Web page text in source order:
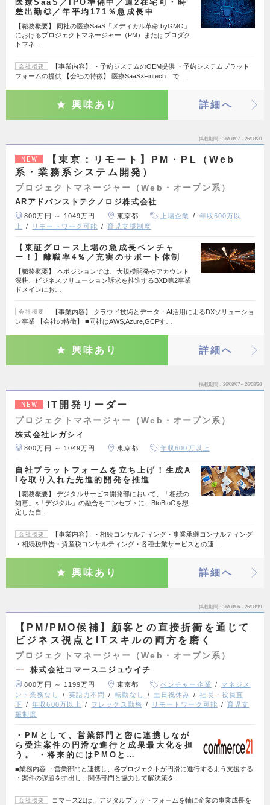
医療SaaS／IPO準備中／週2在宅可・時
差出勤◎／年平均171％急成長中
【職務概要】 同社の医療SaaS「メディカル革命 byGMO」
におけるプロジェクトマネージャー（PM）またはプロダク
トマネ…
会社概要
【事業内容】 ・予約システムのOEM提供 ・予約システムプラット
フォームの提供 【会社の特徴】 医療SaaS×Fintech で…
興味あり 詳細へ
掲載期間 26/08/07～26/08/20
NEW
【東京：リモート】PM・PL（Web
系・業務系システム開発）
プロジェクトマネージャー（Web・オープン系）
ARアドバンストテクノロジ株式会社
800万円 ～ 1049万円 東京都 上場企業
年収600万以
上
リモートワーク可能 育児支援制度
【東証グロース上場の急成長ベンチャ
ー！】離職率4％／充実のサポート体制
【職務概要】 本ポジションでは、大規模開発やアカウント
深耕、ビジネスソリューション訴求を推進するBXD第2事業
ドメインにお…
会社概要
【事業内容】 クラウド技術とデータ・AI活用によるDXソリューショ
ン事業 【会社の特徴】 ■同社はAWS,Azure,GCPす…
興味あり 詳細へ
掲載期間 26/08/07～26/08/20
NEW IT開発リーダー
プロジェクトマネージャー（Web・オープン系）
株式会社レガシィ
800万円 ～ 1049万円 東京都 年収600万以上
自社プラットフォームを立ち上げ！生成A
Iを取り入れた先進的開発を推進
【職務概要】 デジタルサービス開発部において、「相続の
知恵」×「デジタル」の融合をコンセプトに、BtoBtoCを想
定した自…
会社概要
【事業内容】 ・相続コンサルティング・事業承継コンサルティング
・相続税申告・資産税コンサルティング・各種士業サービスとの連…
興味あり 詳細へ
掲載期間 26/08/06～26/08/19
【PM/PMO候補】顧客との直接折衝を通じて
ビジネス視点とITスキルの両方を磨く
プロジェクトマネージャー（Web・オープン系）
株式会社コマースニジュウイチ
800万円 ～ 1199万円 東京都 ベンチャー企業
マネジメ
ント業務なし
英語力不問 転勤なし 土日祝休み
社長・役員直
下
年収600万以上 フレックス勤務 リモートワーク可能
育児支
援制度
・PMとして、営業部門と密に連携しなが
ら受注案件の円滑な進行と成果最大化を担
う。 ・将来的にはPMOと…
■業務内容 ・営業部門と連携し、各プロジェクトが円滑に進行するよう支援する
・案件の課題を抽出し、関係部門と協力して解決策を…
会社概要
コマース21は、デジタルプラットフォームを軸に企業の事業成長を